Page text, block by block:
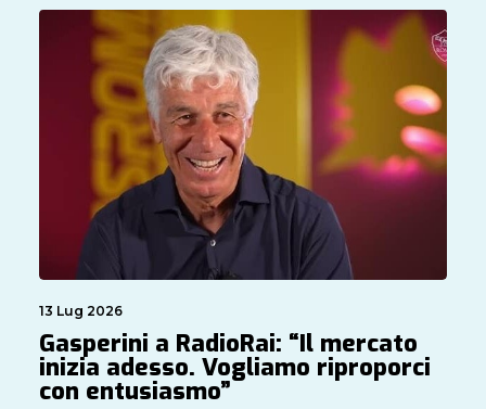
13 Lug 2026
Gasperini a RadioRai: “Il mercato
inizia adesso. Vogliamo riproporci
con entusiasmo”